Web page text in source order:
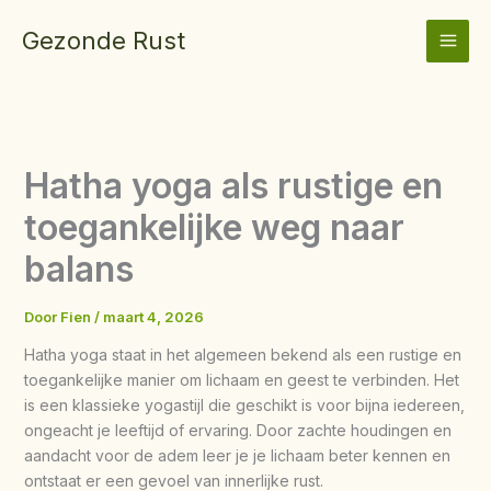
naarGezonde Rust
Hatha yoga als rustige en
toegankelijke weg naar
balans
Door Fien / maart 4, 2026
Hatha yoga staat in het algemeen bekend als een rustige en
toegankelijke manier om lichaam en geest te verbinden. Het
is een klassieke yogastijl die geschikt is voor bijna iedereen,
ongeacht je leeftijd of ervaring. Door zachte houdingen en
aandacht voor de adem leer je je lichaam beter kennen en
ontstaat er een gevoel van innerlijke rust.